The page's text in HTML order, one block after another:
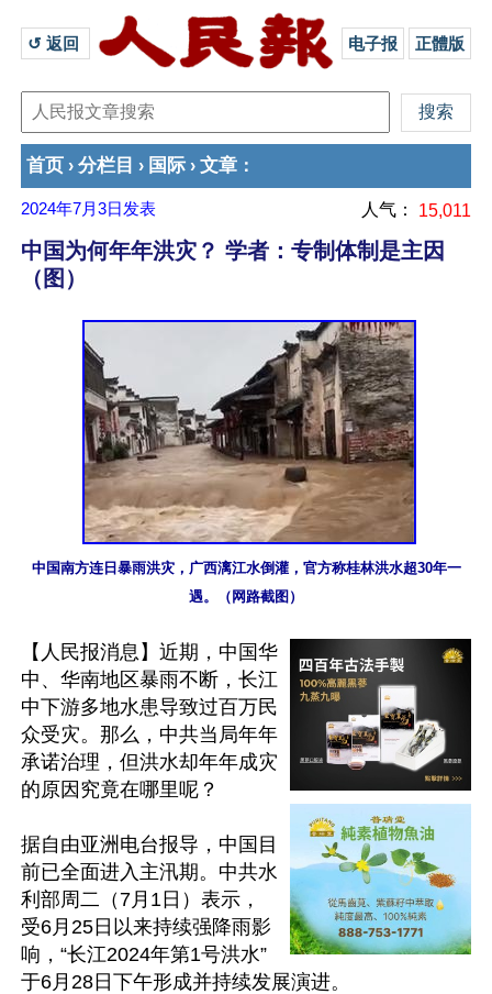
↺ 返回 电子报 正體版
首页 › 分栏目 › 国际 › 文章 ：
2024年7月3日 发表 人气： 15,011
中国为何年年洪灾？ 学者：专制体制是主因
（图）
中国南方连日暴雨洪灾，广西漓江水倒灌，官方称桂林洪水超30年一
遇。（网路截图）
【人民报消息】近期，中国华
中、华南地区暴雨不断，长江
中下游多地水患导致过百万民
众受灾。那么，中共当局年年
承诺治理，但洪水却年年成灾
的原因究竟在哪里呢？
据自由亚洲电台报导，中国目
前已全面进入主汛期。中共水
利部周二（7月1日）表示，
受6月25日以来持续强降雨影
响，“长江2024年第1号洪水”
于6月28日下午形成并持续发展演进。